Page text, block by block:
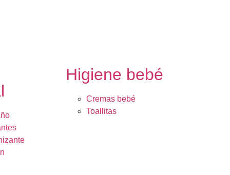
Higiene bebé
Cremas bebé
Toallitas